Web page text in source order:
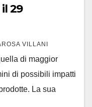
29
VILLANI
di maggior
di possibili impatti
La sua